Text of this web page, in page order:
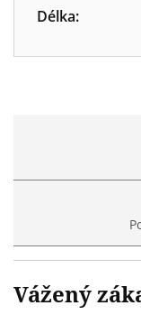
Délka:
Vážený